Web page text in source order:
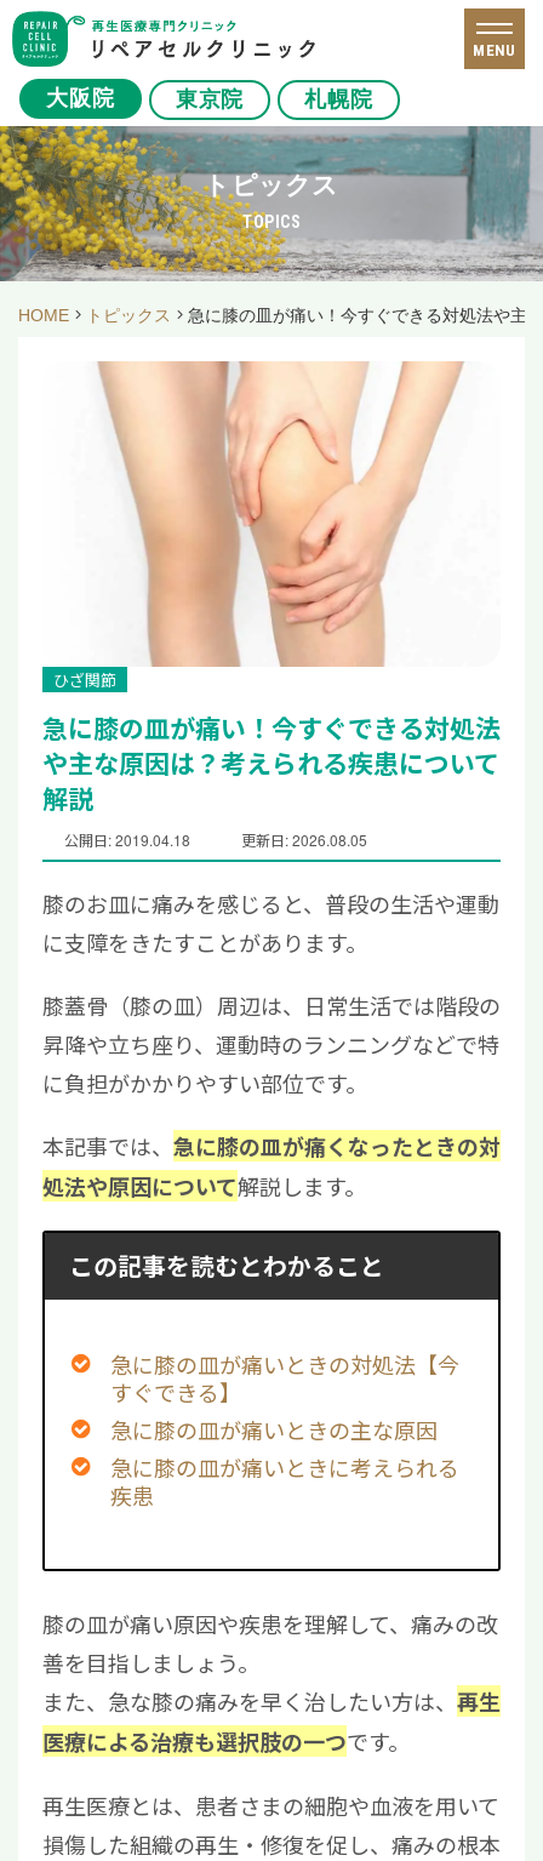
大阪院 東京院 札幌院
MENU
トピックス
TOPICS
HOME トピックス 急に膝の皿が痛い！今すぐできる対処法や主
ひざ関節
急に膝の皿が痛い！今すぐできる対処法
や主な原因は？考えられる疾患について
解説
公開日: 2019.04.18 更新日: 2026.08.05
膝のお皿に痛みを感じると、普段の生活や運動
に支障をきたすことがあります。
膝蓋骨（膝の皿）周辺は、日常生活では階段の
昇降や立ち座り、運動時のランニングなどで特
に負担がかかりやすい部位です。
本記事では、 急に膝の皿が痛くなったときの対
処法や原因について解説します。
この記事を読むとわかること
急に膝の皿が痛いときの対処法【今
すぐできる】
急に膝の皿が痛いときの主な原因
急に膝の皿が痛いときに考えられる
疾患
膝の皿が痛い原因や疾患を理解して、痛みの改
善を目指しましょう。
また、急な膝の痛みを早く治したい方は、 再生
医療による治療も選択肢の一つです。
再生医療とは、患者さまの細胞や血液を用いて
損傷した組織の再生・修復を促し、痛みの根本